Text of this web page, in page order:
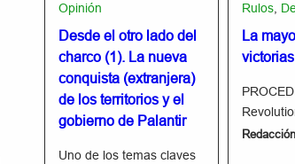
Opinión
Desde el otro lado del
charco (1). La nueva
conquista (extranjera)
de los territorios y el
gobierno de Palantir
Uno de los temas claves
Rulos,
La
victorias
Redacción